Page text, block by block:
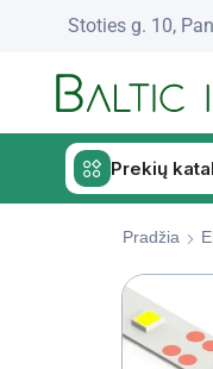
Stoties g. 10,
Prekių
Pradžia